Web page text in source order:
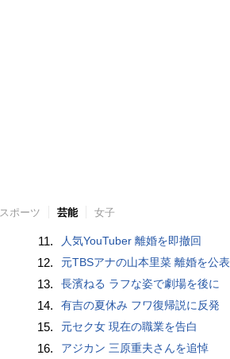
スポーツ 芸能 女子
11. 人気YouTuber 離婚を即撤回
12. 元TBSアナの山本里菜 離婚を公表
13. 長濱ねる ラフな姿で劇場を後に
14. 有吉の夏休み フワ復帰説に反発
15. 元セク女 現在の職業を告白
16. アジカン 三原重夫さんを追悼